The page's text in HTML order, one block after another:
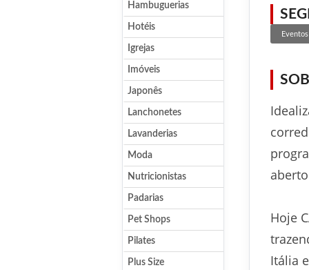
Hambuguerias
Hotéis
Igrejas
Imóveis
Japonês
Lanchonetes
Lavanderias
Moda
Nutricionistas
Padarias
Pet Shops
Pilates
Plus Size
Eventos
Hoje
Itália